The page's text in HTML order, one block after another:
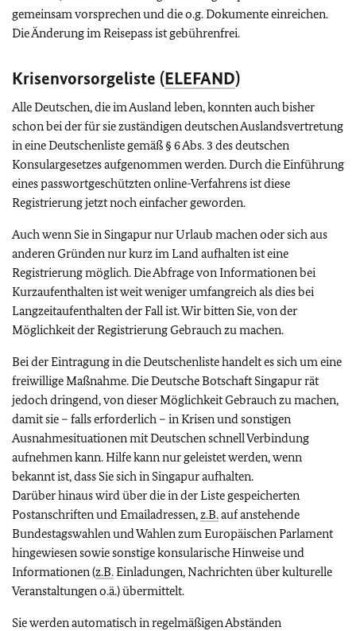
gemeinsam vorsprechen und die o.g. Dokumente einreichen.
Die Änderung im Reisepass ist gebührenfrei.
Krisenvorsorgeliste (ELEFAND)
Alle Deutschen, die im Ausland leben, konnten auch bisher
schon bei der für sie zuständigen deutschen Auslandsvertretung
in eine Deutschenliste gemäß § 6 Abs. 3 des deutschen
Konsulargesetzes aufgenommen werden. Durch die Einführung
eines passwortgeschützten online-Verfahrens ist diese
Registrierung jetzt noch einfacher geworden.
Auch wenn Sie in Singapur nur Urlaub machen oder sich aus
anderen Gründen nur kurz im Land aufhalten ist eine
Registrierung möglich. Die Abfrage von Informationen bei
Kurzaufenthalten ist weit weniger umfangreich als dies bei
Langzeitaufenthalten der Fall ist. Wir bitten Sie, von der
Möglichkeit der Registrierung Gebrauch zu machen.
Bei der Eintragung in die Deutschenliste handelt es sich um eine
freiwillige Maßnahme. Die Deutsche Botschaft Singapur rät
jedoch dringend, von dieser Möglichkeit Gebrauch zu machen,
damit sie – falls erforderlich – in Krisen und sonstigen
Ausnahmesituationen mit Deutschen schnell Verbindung
aufnehmen kann. Hilfe kann nur geleistet werden, wenn
bekannt ist, dass Sie sich in Singapur aufhalten.
Darüber hinaus wird über die in der Liste gespeicherten
Postanschriften und Emailadressen,z.B.auf anstehende
Bundestagswahlen und Wahlen zum Europäischen Parlament
hingewiesen sowie sonstige konsularische Hinweise und
Informationen (z.B.Einladungen, Nachrichten über kulturelle
Veranstaltungen o.ä.) übermittelt.
Sie werden automatisch in regelmäßigen Abständen